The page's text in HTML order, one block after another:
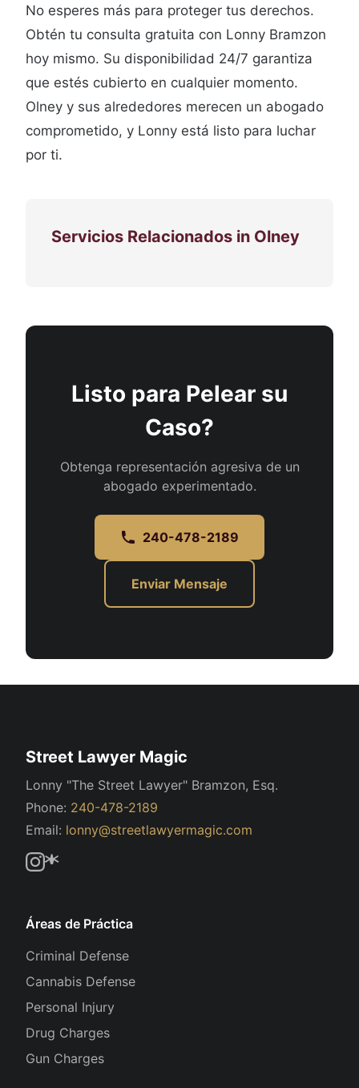
No esperes más para proteger tus derechos.
Obtén tu consulta gratuita con Lonny Bramzon
hoy mismo. Su disponibilidad 24/7 garantiza
que estés cubierto en cualquier momento.
Olney y sus alrededores merecen un abogado
comprometido, y Lonny está listo para luchar
por ti.
Servicios Relacionados in Olney
Listo para Pelear su
Caso?
Obtenga representación agresiva de un
abogado experimentado.
240-478-2189
Enviar Mensaje
Street Lawyer Magic
Lonny "The Street Lawyer" Bramzon, Esq.
Phone: 240-478-2189
Email: lonny@streetlawyermagic.com
Áreas de Práctica
Criminal Defense
Cannabis Defense
Personal Injury
Drug Charges
Gun Charges